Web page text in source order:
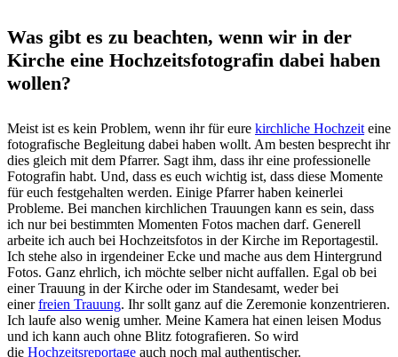
Was gibt es zu beachten, wenn wir in der
Kirche eine Hochzeitsfotografin dabei haben
wollen?
Meist ist es kein Problem, wenn ihr für eure kirchliche Hochzeit eine
fotografische Begleitung dabei haben wollt. Am besten besprecht ihr
dies gleich mit dem Pfarrer. Sagt ihm, dass ihr eine professionelle
Fotografin habt. Und, dass es euch wichtig ist, dass diese Momente
für euch festgehalten werden. Einige Pfarrer haben keinerlei
Probleme. Bei manchen kirchlichen Trauungen kann es sein, dass
ich nur bei bestimmten Momenten Fotos machen darf. Generell
arbeite ich auch bei Hochzeitsfotos in der Kirche im Reportagestil.
Ich stehe also in irgendeiner Ecke und mache aus dem Hintergrund
Fotos. Ganz ehrlich, ich möchte selber nicht auffallen. Egal ob bei
einer Trauung in der Kirche oder im Standesamt, weder bei
einer freien Trauung. Ihr sollt ganz auf die Zeremonie konzentrieren.
Ich laufe also wenig umher. Meine Kamera hat einen leisen Modus
und ich kann auch ohne Blitz fotografieren. So wird
die Hochzeitsreportage auch noch mal authentischer.